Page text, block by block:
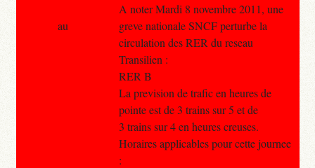
A noter Mardi 8 novembre 2011, une
greve nationale SNCF perturbe la
circulation des RER du reseau
Transilien :
RER B
La prevision de trafic en heures de
pointe est de 3 trains sur 5 et de
3 trains sur 4 en heures creuses.
Horaires applicables pour cette journee
:
au